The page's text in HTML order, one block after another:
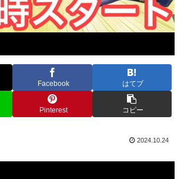
Facebook はてブ
Pinterest コピー
2024.10.24